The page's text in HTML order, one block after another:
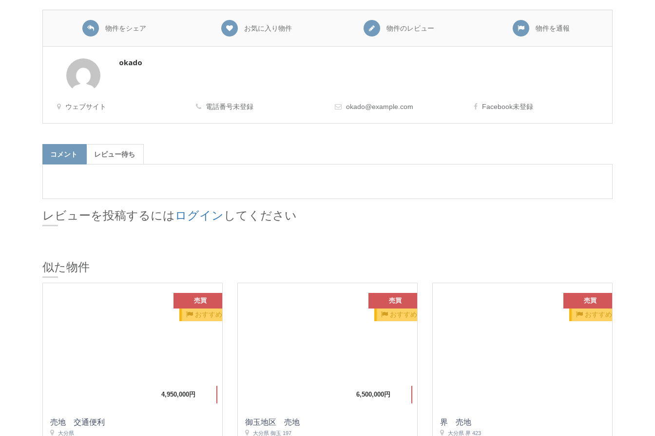
物件をシェア お気に入り物件 物件のレビュー 物件を通報
okado
ウェブサイト 電話番号未登録 okado@example.com Facebook未登録
コメント レビュー待ち
レビューを投稿するには ログイン してください
似た物件
おすすめ
売買
4,950,000円
売地 交通便利
大分県
おすすめ
売買
6,500,000円
御玉地区 売地
大分県 御玉 197
おすすめ
売買
界 売地
大分県 界 423